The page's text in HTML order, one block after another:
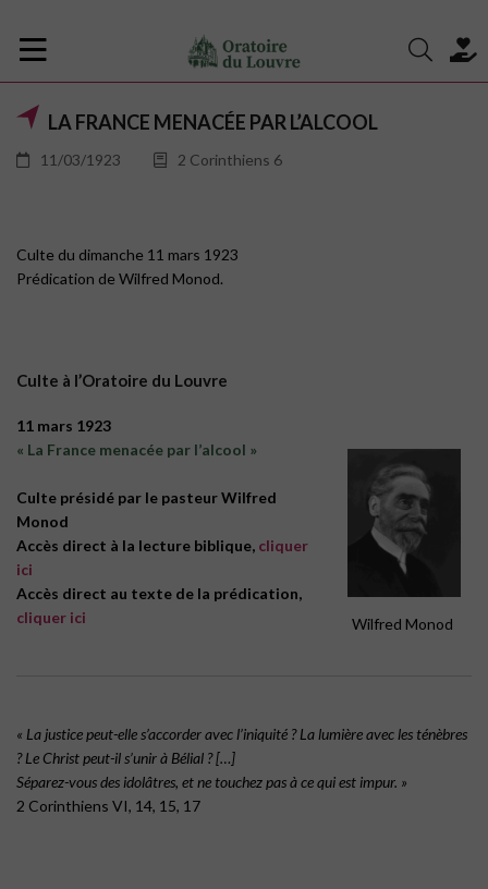
LA FRANCE MENACÉE PAR L’ALCOOL
11/03/1923 2 Corinthiens 6
Culte du dimanche 11 mars 1923
Prédication de Wilfred Monod.
Culte à l’Oratoire du Louvre
Wilfred Monod
11 mars 1923
« La France menacée par l’alcool »
Culte présidé par le pasteur Wilfred
Monod
Accès direct à la lecture biblique, cliquer
ici
Accès direct au texte de la prédication,
cliquer ici
« La justice peut-elle s’accorder avec l’iniquité ? La lumière avec les ténèbres
? Le Christ peut-il s’unir à Bélial ? […]
Séparez-vous des idolâtres, et ne touchez pas à ce qui est impur. »
2 Corinthiens VI, 14, 15, 17